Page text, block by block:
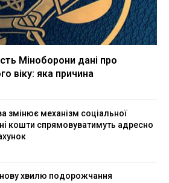
Міноборони дані про
віку: яка причина
механізм соціальної
кошти спрямовуватимуть адресно
хвилю подорожчання